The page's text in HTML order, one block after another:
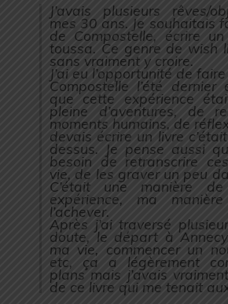
J’avais plusieurs rêves/
mes 30 ans. Je souhaitais
de Compostelle, écrire un
toussa. Ce genre de wish
sans vraiment y croire.
J’ai eu l’opportunité de
Compostelle l’été dernier
que cette expérience
pleine d’aventures, de
moments humains, de
devais écrire un livre
dessus. Je pense aussi
besoin de retranscrire
vie, de les graver un peu
C’était une manière
expérience, ma
l’achever.
Après j’ai traversé
doute, le départ à
ma vie, commencer un
etc, ça a légèrement
plans mais j’avais
de ce livre qui me tenait